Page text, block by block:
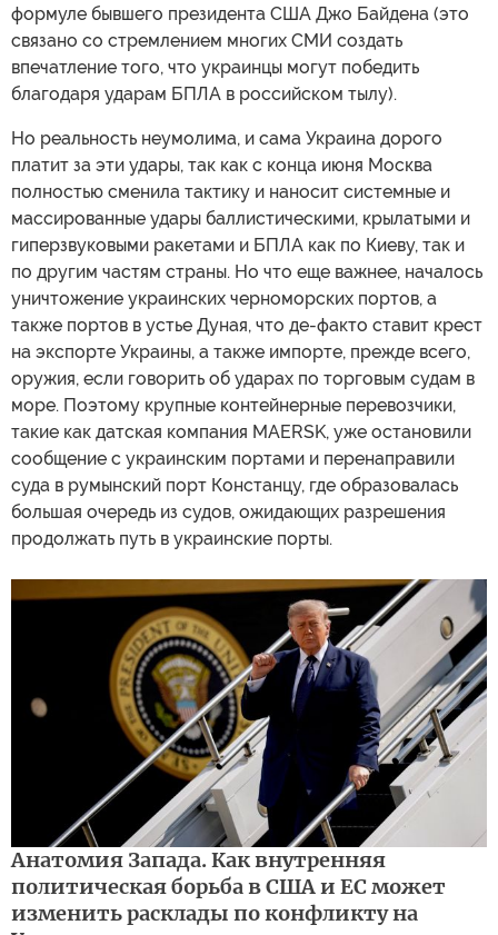
формуле бывшего президента США Джо Байдена (это
связано со стремлением многих СМИ создать
впечатление того, что украинцы могут победить
благодаря ударам БПЛА в российском тылу).
Но реальность неумолима, и сама Украина дорого
платит за эти удары, так как с конца июня Москва
полностью сменила тактику и наносит системные и
массированные удары баллистическими, крылатыми и
гиперзвуковыми ракетами и БПЛА как по Киеву, так и
по другим частям страны. Но что еще важнее, началось
уничтожение украинских черноморских портов, а
также портов в устье Дуная, что де-факто ставит крест
на экспорте Украины, а также импорте, прежде всего,
оружия, если говорить об ударах по торговым судам в
море. Поэтому крупные контейнерные перевозчики,
такие как датская компания MAERSK, уже остановили
сообщение с украинским портами и перенаправили
суда в румынский порт Констанцу, где образовалась
большая очередь из судов, ожидающих разрешения
продолжать путь в украинские порты.
Анатомия Запада. Как внутренняя
политическая борьба в США и ЕС может
изменить расклады по конфликту на